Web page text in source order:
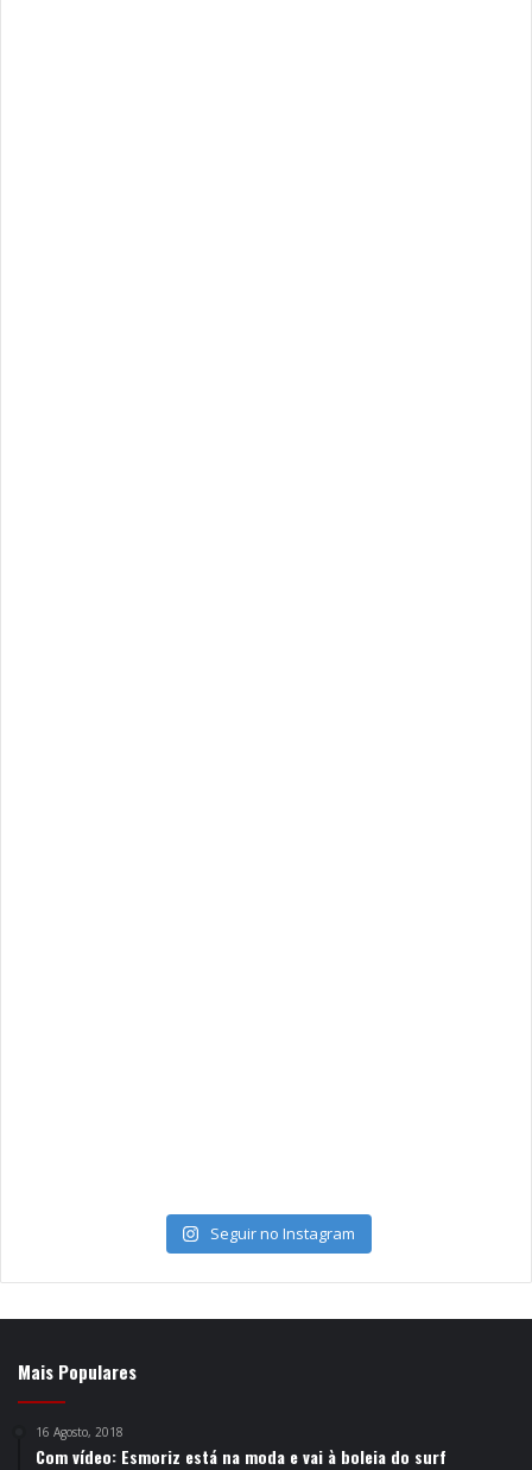
Seguir no Instagram
Mais Populares
16 Agosto, 2018
Com vídeo: Esmoriz está na moda e vai à boleia do surf